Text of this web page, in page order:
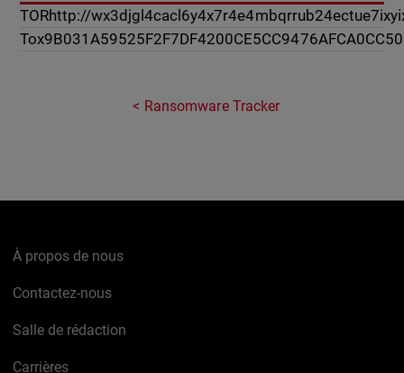
TORhttp://
Tox
Ransomware Tracker
À propos de nous
Contactez-nous
Salle de rédaction
Carrières